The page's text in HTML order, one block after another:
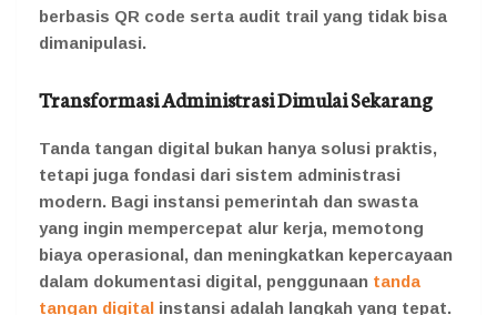
berbasis QR code serta audit trail yang tidak bisa
dimanipulasi.
Transformasi Administrasi Dimulai Sekarang
Tanda tangan digital bukan hanya solusi praktis,
tetapi juga fondasi dari sistem administrasi
modern. Bagi instansi pemerintah dan swasta
yang ingin mempercepat alur kerja, memotong
biaya operasional, dan meningkatkan kepercayaan
dalam dokumentasi digital, penggunaan tanda
tangan digital instansi adalah langkah yang tepat.